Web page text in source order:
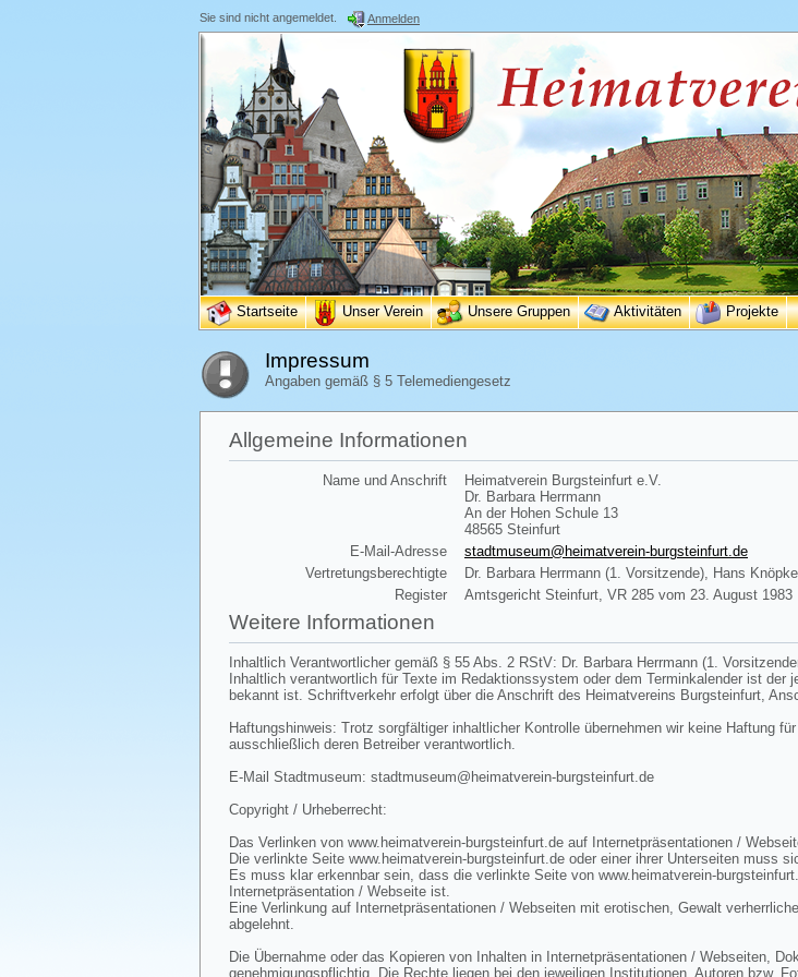
Sie sind nicht angemeldet. Anmelden
Startseite Unser Verein Unsere Gruppen Aktivitäten Projekte
Impressum
Angaben gemäß § 5 Telemediengesetz
Allgemeine Informationen
Name und Anschrift
Heimatverein Burgsteinfurt e.V.
Dr. Barbara Herrmann
An der Hohen Schule 13
48565 Steinfurt
E-Mail-Adresse
stadtmuseum@heimatverein-burgsteinfurt.de
Vertretungsberechtigte
Dr. Barbara Herrmann (1. Vorsitzende), Hans
Register
Amtsgericht Steinfurt, VR 285 vom 23. August 1983
Weitere Informationen
Inhaltlich Verantwortlicher gemäß § 55 Abs. 2 RStV: Dr. Barbara Herrmann (1.
Inhaltlich verantwortlich für Texte im Redaktionssystem oder dem Terminkalender ist
bekannt ist. Schriftverkehr erfolgt über die Anschrift des Heimatvereins Burgsteinfurt,
Haftungshinweis: Trotz sorgfältiger inhaltlicher Kontrolle übernehmen wir keine Haftung
ausschließlich deren Betreiber verantwortlich.
E-Mail Stadtmuseum: stadtmuseum@heimatverein-burgsteinfurt.de
Copyright / Urheberrecht:
Das Verlinken von www.heimatverein-burgsteinfurt.de auf Internetpräsentationen /
Die verlinkte Seite www.heimatverein-burgsteinfurt.de oder einer ihrer Unterseiten muss
Es muss klar erkennbar sein, dass die verlinkte Seite von www.heimatverein-
Internetpräsentation / Webseite ist.
Eine Verlinkung auf Internetpräsentationen / Webseiten mit erotischen, Gewalt
abgelehnt.
Die Übernahme oder das Kopieren von Inhalten in Internetpräsentationen / Webseiten,
genehmigungspflichtig. Die Rechte liegen bei den jeweiligen Institutionen, Autoren bzw.